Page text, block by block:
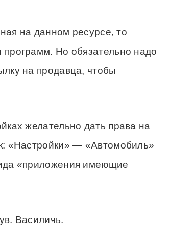
на данном ресурсе, то
Но обязательно надо
на продавца, чтобы
желательно дать права на
«Настройки» — «Автомобиль»
«приложения имеющие
Василичь.